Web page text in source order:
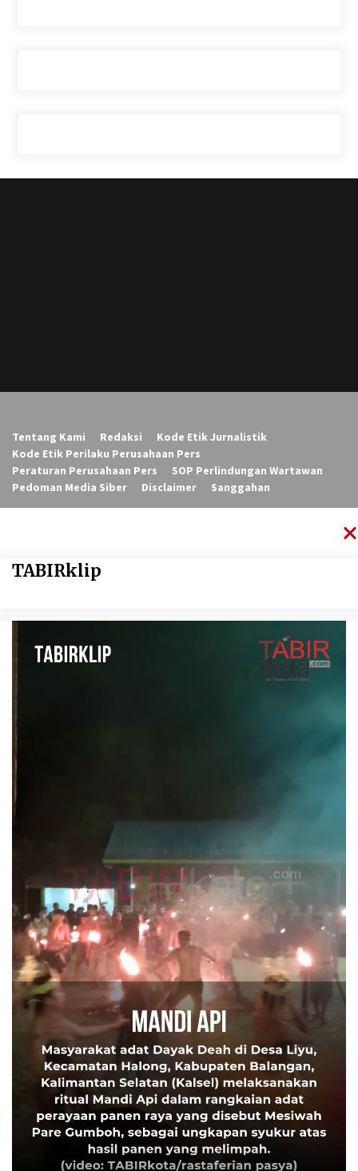
Tentang Kami Redaksi
Kode Etik Jurnalistik
Kode Etik Perilaku Perusahaan Pers
Peraturan Perusahaan Pers
SOP Perlindungan Wartawan
Pedoman Media Siber
Disclaimer Sanggahan
TABIRklip